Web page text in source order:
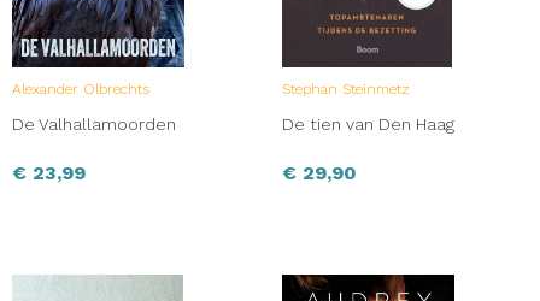
Alexander Olbrechts
De Valhallamoorden
€ 23,99
Stephan Steinmetz
De tien van Den Haag
€ 29,90